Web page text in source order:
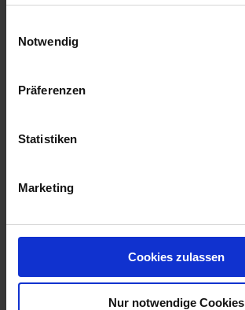
Notwendig
Präferenzen
Statistiken
Marketing
Cookies zulassen
Nur notwendige Cookies
Axial Komplett